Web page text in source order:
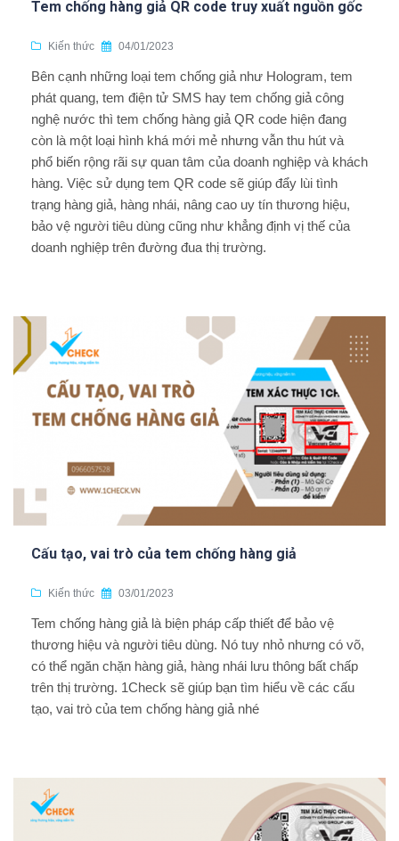
Tem chống hàng giả QR code truy xuất nguồn gốc
Kiến thức 04/01/2023
Bên cạnh những loại tem chống giả như Hologram, tem
phát quang, tem điện tử SMS hay tem chống giả công
nghệ nước thì tem chống hàng giả QR code hiện đang
còn là một loại hình khá mới mẻ nhưng vẫn thu hút và
phổ biến rộng rãi sự quan tâm của doanh nghiệp và khách
hàng. Việc sử dụng tem QR code sẽ giúp đẩy lùi tình
trạng hàng giả, hàng nhái, nâng cao uy tín thương hiệu,
bảo vệ người tiêu dùng cũng như khẳng định vị thế của
doanh nghiệp trên đường đua thị trường.
Cấu tạo, vai trò của tem chống hàng giả
Kiến thức 03/01/2023
Tem chống hàng giả là biện pháp cấp thiết để bảo vệ
thương hiệu và người tiêu dùng. Nó tuy nhỏ nhưng có võ,
có thể ngăn chặn hàng giả, hàng nhái lưu thông bất chấp
trên thị trường. 1Check sẽ giúp bạn tìm hiểu về các cấu
tạo, vai trò của tem chống hàng giả nhé